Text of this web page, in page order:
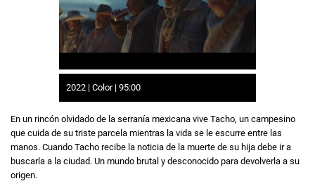
2022 | Color | 95:00
En un rincón olvidado de la serranía mexicana vive Tacho, un campesino
que cuida de su triste parcela mientras la vida se le escurre entre las
manos. Cuando Tacho recibe la noticia de la muerte de su hija debe ir a
buscarla a la ciudad. Un mundo brutal y desconocido para devolverla a su
origen.